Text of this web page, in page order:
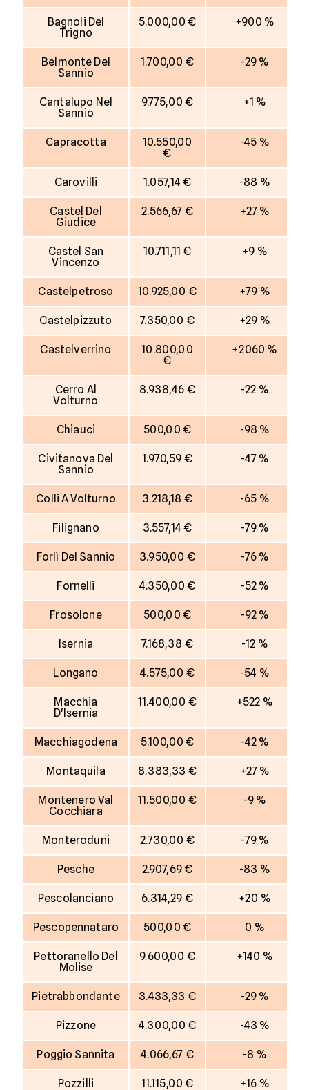
Bagnoli Del
Trigno
5.000,00 € +900 %
Belmonte Del
Sannio
1.700,00 € -29 %
Cantalupo Nel
Sannio
9.775,00 € +1 %
Capracotta
10.550,00
€
-45 %
Carovilli 1.057,14 € -88 %
Castel Del
Giudice
2.566,67 € +27 %
Castel San
Vincenzo
10.711,11 € +9 %
Castelpetroso 10.925,00 € +79 %
Castelpizzuto 7.350,00 € +29 %
Castelverrino
10.800,00
€
+2060 %
Cerro Al
Volturno
8.938,46 € -22 %
Chiauci 500,00 € -98 %
Civitanova Del
Sannio
1.970,59 € -47 %
Colli A Volturno 3.218,18 € -65 %
Filignano 3.557,14 € -79 %
Forlì Del Sannio 3.950,00 € -76 %
Fornelli 4.350,00 € -52 %
Frosolone 500,00 € -92 %
Isernia 7.168,38 € -12 %
Longano 4.575,00 € -54 %
Macchia
D'Isernia
11.400,00 € +522 %
Macchiagodena 5.100,00 € -42 %
Montaquila 8.383,33 € +27 %
Montenero Val
Cocchiara
11.500,00 € -9 %
Monteroduni 2.730,00 € -79 %
Pesche 2.907,69 € -83 %
Pescolanciano 6.314,29 € +20 %
Pescopennataro 500,00 € 0 %
Pettoranello Del
Molise
9.600,00 € +140 %
Pietrabbondante 3.433,33 € -29 %
Pizzone 4.300,00 € -43 %
Poggio Sannita 4.066,67 € -8 %
Pozzilli 11.115,00 € +16 %